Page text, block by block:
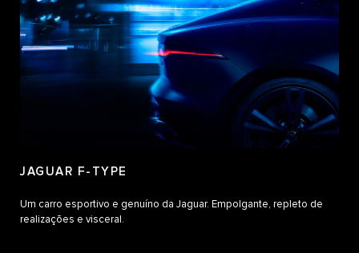
JAGUAR F-TYPE
Um carro esportivo e genuíno da Jaguar. Empolgante, repleto de
realizações e visceral.